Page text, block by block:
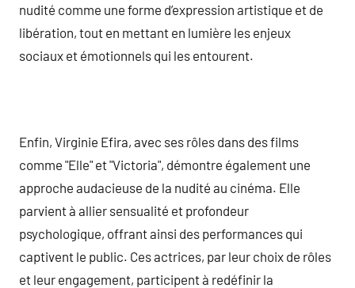
nudité comme une forme d’expression artistique et de
libération, tout en mettant en lumière les enjeux
sociaux et émotionnels qui les entourent.
Enfin, Virginie Efira, avec ses rôles dans des films
comme "Elle" et "Victoria", démontre également une
approche audacieuse de la nudité au cinéma. Elle
parvient à allier sensualité et profondeur
psychologique, offrant ainsi des performances qui
captivent le public. Ces actrices, par leur choix de rôles
et leur engagement, participent à redéfinir la